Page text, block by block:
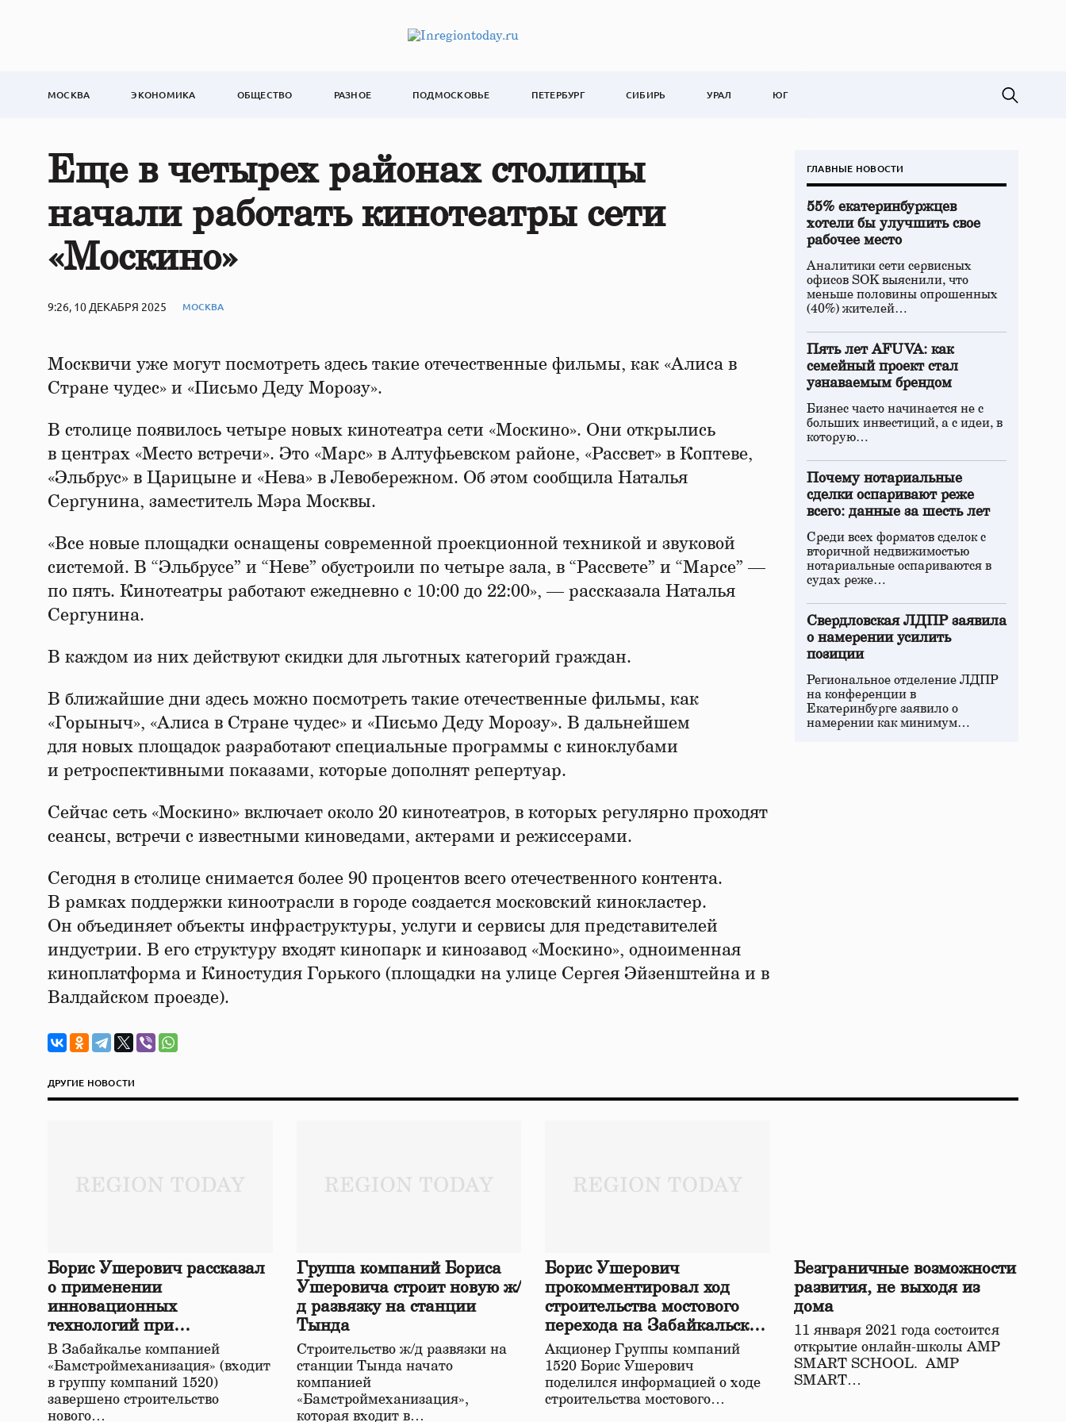
МОСКВА ЭКОНОМИКА ОБЩЕСТВО РАЗНОЕ ПОДМОСКОВЬЕ ПЕТЕРБУРГ СИБИРЬ УРАЛ ЮГ
Еще в четырех районах столицы
начали работать кинотеатры сети
«Москино»
9:26, 10 ДЕКАБРЯ 2025 МОСКВА
Москвичи уже могут посмотреть здесь такие отечественные фильмы, как «Алиса в
Стране чудес» и «Письмо Деду Морозу».
В столице появилось четыре новых кинотеатра сети «Москино». Они открылись
в центрах «Место встречи». Это «Марс» в Алтуфьевском районе, «Рассвет» в Коптеве,
«Эльбрус» в Царицыне и «Нева» в Левобережном. Об этом сообщила Наталья
Сергунина, заместитель Мэра Москвы.
«Все новые площадки оснащены современной проекционной техникой и звуковой
системой. В “Эльбрусе” и “Неве” обустроили по четыре зала, в “Рассвете” и “Марсе” —
по пять. Кинотеатры работают ежедневно с 10:00 до 22:00», — рассказала Наталья
Сергунина.
В каждом из них действуют скидки для льготных категорий граждан.
В ближайшие дни здесь можно посмотреть такие отечественные фильмы, как
«Горыныч», «Алиса в Стране чудес» и «Письмо Деду Морозу». В дальнейшем
для новых площадок разработают специальные программы с киноклубами
и ретроспективными показами, которые дополнят репертуар.
Сейчас сеть «Москино» включает около 20 кинотеатров, в которых регулярно проходят
сеансы, встречи с известными киноведами, актерами и режиссерами.
Сегодня в столице снимается более 90 процентов всего отечественного контента.
В рамках поддержки киноотрасли в городе создается московский кинокластер.
Он объединяет объекты инфраструктуры, услуги и сервисы для представителей
индустрии. В его структуру входят кинопарк и кинозавод «Москино», одноименная
киноплатформа и Киностудия Горького (площадки на улице Сергея Эйзенштейна и в
Валдайском проезде).
ГЛАВНЫЕ НОВОСТИ
55% екатеринбуржцев
хотели бы улучшить свое
рабочее место
Аналитики сети сервисных
офисов SOK выяснили, что
меньше половины опрошенных
(40%) жителей…
Пять лет AFUVA: как
семейный проект стал
узнаваемым брендом
Бизнес часто начинается не с
больших инвестиций, а с идеи, в
которую…
Почему нотариальные
сделки оспаривают реже
всего: данные за шесть лет
Среди всех форматов сделок с
вторичной недвижимостью
нотариальные оспариваются в
судах реже…
Свердловская ЛДПР заявила
о намерении усилить
позиции
Региональное отделение ЛДПР
на конференции в
Екатеринбурге заявило о
намерении как минимум…
ДРУГИЕ НОВОСТИ
Борис Ушерович рассказал
о применении
инновационных
технологий при
строительстве нового моста
в Забайкалье
В Забайкалье компанией
«Бамстроймеханизация» (входит
в группу компаний 1520)
завершено строительство
нового…
Группа компаний Бориса
Ушеровича строит новую ж/
д развязку на станции
Тында
Строительство ж/д развязки на
станции Тында начато
компанией
«Бамстроймеханизация»,
которая входит в…
Борис Ушерович
прокомментировал ход
строительства мостового
перехода на Забайкальской
железной дороге
Акционер Группы компаний
1520 Борис Ушерович
поделился информацией о ходе
строительства мостового…
Безграничные возможности
развития, не выходя из
дома
11 января 2021 года состоится
открытие онлайн-школы АМР
SMART SCHOOL. АМР
SMART…